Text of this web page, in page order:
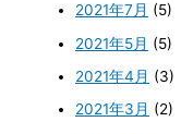
2021年7月 (5)
2021年5月 (5)
2021年4月 (3)
2021年3月 (2)